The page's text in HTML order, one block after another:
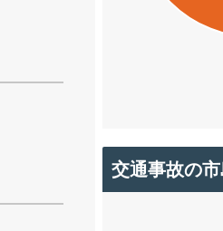
交通事故の